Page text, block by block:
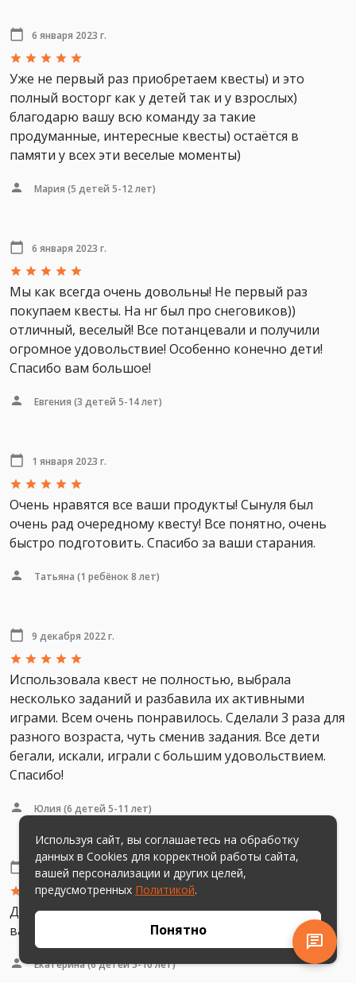
6 января 2023 г.
Уже не первый раз приобретаем квесты) и это
полный восторг как у детей так и у взрослых)
благодарю вашу всю команду за такие
продуманные, интересные квесты) остаётся в
памяти у всех эти веселые моменты)
Мария (5 детей 5-12 лет)
6 января 2023 г.
Мы как всегда очень довольны! Не первый раз
покупаем квесты. На нг был про снеговиков))
отличный, веселый! Все потанцевали и получили
огромное удовольствие! Особенно конечно дети!
Спасибо вам большое!
Евгения (3 детей 5-14 лет)
1 января 2023 г.
Очень нравятся все ваши продукты! Сынуля был
очень рад очередному квесту! Все понятно, очень
быстро подготовить. Спасибо за ваши старания.
Татьяна (1 ребёнок 8 лет)
9 декабря 2022 г.
Использовала квест не полностью, выбрала
несколько заданий и разбавила их активными
играми. Всем очень понравилось. Сделали 3 раза для
разного возраста, чуть сменив задания. Все дети
бегали, искали, играли с большим удовольствием.
Спасибо!
Юлия (6 детей 5-11 лет)
6 декабря 2022 г.
Дети очень довольные, счастливые. Очень любим
ваши квесты.
Екатерина(6 детей 5-10 лет)
Используя сайт, вы соглашаетесь на обработку
данных в Cookies для корректной работы сайта,
вашей персонализации и других целей,
предусмотренных Политикой.
Понятно